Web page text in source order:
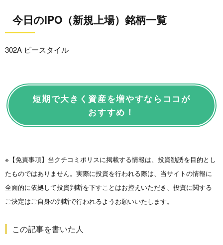
今日のIPO（新規上場）銘柄一覧
302A ビースタイル
短期で大きく資産を増やすならココが
おすすめ！
※【免責事項】当クチコミポリスに掲載する情報は、投資勧誘を目的とし
たものではありません。実際に投資を行われる際は、当サイトの情報に
全面的に依拠して投資判断を下すことはお控えいただき、投資に関する
ご決定はご自身の判断で行われるようお願いいたします。
この記事を書いた人